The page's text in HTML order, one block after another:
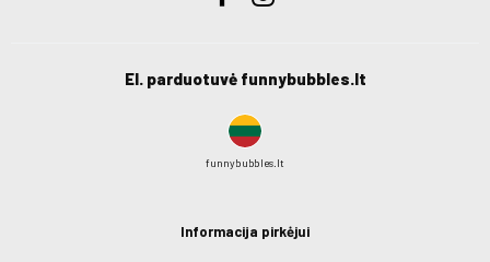
El. parduotuvė funnybubbles.lt
funnybubbles.lt
Informacija pirkėjui